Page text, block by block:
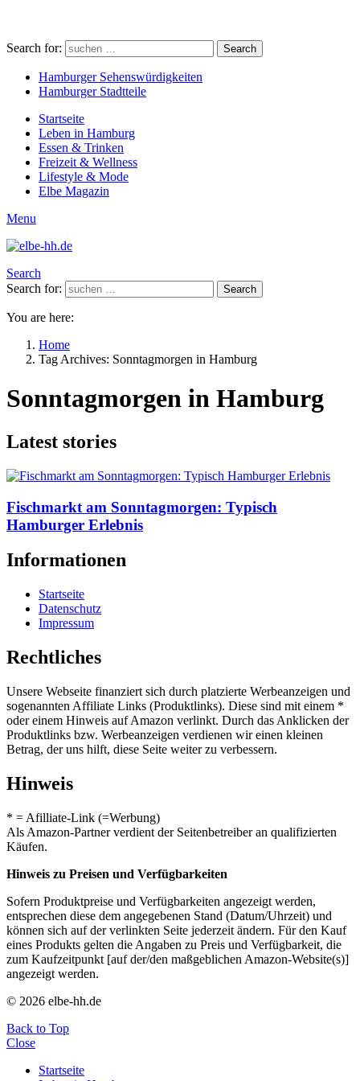
Search for: Search
Hamburger Sehenswürdigkeiten
Hamburger Stadtteile
Startseite
Leben in Hamburg
Essen & Trinken
Freizeit & Wellness
Lifestyle & Mode
Elbe Magazin
Menu
Search
Search for:
Search
You are here:
Home
Tag Archives: Sonntagmorgen in Hamburg
Sonntagmorgen in Hamburg
Latest stories
Fischmarkt am Sonntagmorgen: Typisch
Hamburger Erlebnis
Informationen
Startseite
Datenschutz
Impressum
Rechtliches
Unsere Webseite finanziert sich durch platzierte Werbeanzeigen und
sogenannten Affiliate Links (Produktlinks). Diese sind mit einem *
oder einem Hinweis auf Amazon verlinkt. Durch das Anklicken der
Produktlinks bzw. Werbeanzeigen verdienen wir einen kleinen
Betrag, der uns hilft, diese Seite weiter zu verbessern.
Hinweis
* = Afilliate-Link (=Werbung)
Als Amazon-Partner verdient der Seitenbetreiber an qualifizierten
Käufen.
Hinweis zu Preisen und Verfügbarkeiten
Sofern Produktpreise und Verfügbarkeiten angezeigt werden,
entsprechen diese dem angegebenen Stand (Datum/Uhrzeit) und
können sich auf der verlinkten Seite jederzeit ändern. Für den Kauf
eines Produkts gelten die Angaben zu Preis und Verfügbarkeit, die
zum Kaufzeitpunkt [auf der/den maßgeblichen Amazon-Website(s)]
angezeigt werden.
© 2026 elbe-hh.de
Back to Top
Close
Startseite